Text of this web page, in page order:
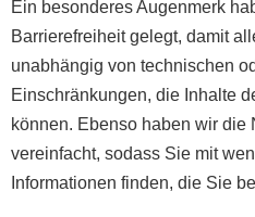
Ein besonderes Augenmerk
Barrierefreiheit gelegt, damit
unabhängig von technischen
Einschränkungen, die Inhalte
können. Ebenso haben wir die
vereinfacht, sodass Sie mit
Informationen finden, die Sie